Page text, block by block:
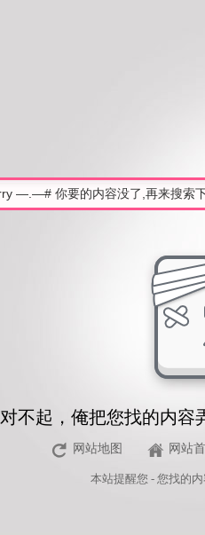
对不起，俺把您找的内容
网站地图 网站
本站提醒您 - 您找的